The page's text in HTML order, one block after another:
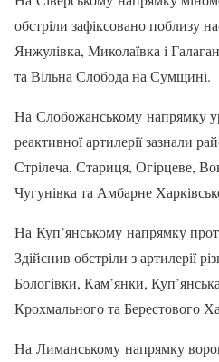
обстріли зафіксовано поблизу
Янжулівка, Миколаївка і
та Вільна Слобода на Сумщині.
На Слобожанському напрямку
реактивної артилерії зазнали
Стрілеча, Стариця, Огірцеве,
Чугунівка та Амбарне
На Куп’янському напрямку
Здійснив обстріли з артилерії
Бологівки, Кам’янки,
Крохмального та Берестового
На Лиманському напрямку